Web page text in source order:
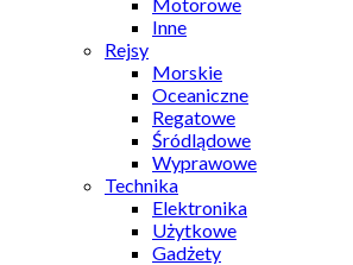
Inne
Rejsy
Morskie
Oceaniczne
Regatowe
Śródlądowe
Wyprawowe
Technika
Elektronika
Użytkowe
Gadżety